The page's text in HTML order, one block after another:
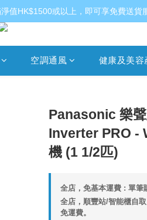
值HK$1500或以上，即可享免費送貨
空調通風 健康及美容
Panasonic 樂
Inverter PRO -
機 (1 1/2匹)
全店，免基本運費 : 單筆
全店，順豐站/智能櫃自
免運費。